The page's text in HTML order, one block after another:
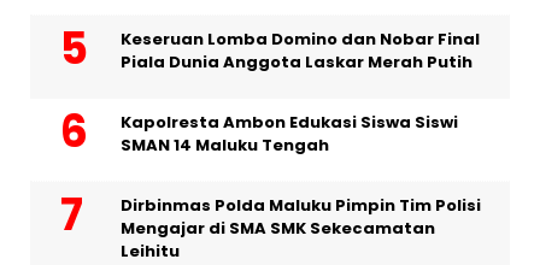
Keseruan Lomba Domino dan Nobar Final
Piala Dunia Anggota Laskar Merah Putih
Kapolresta Ambon Edukasi Siswa Siswi
SMAN 14 Maluku Tengah
Dirbinmas Polda Maluku Pimpin Tim Polisi
Mengajar di SMA SMK Sekecamatan
Leihitu